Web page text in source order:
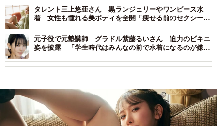
タレント三上悠亜さん 黒ランジェリーやワンピース水
着 女性も憧れる美ボディを全開「痩せる前のセクシーな
元子役で元塾講師 グラドル紫藤るいさん 迫力のビキニ
姿を披露 「学生時代はみんなの前で水着になるのが嫌で